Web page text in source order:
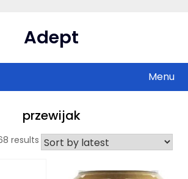
Adept
Menu
przewijak
results